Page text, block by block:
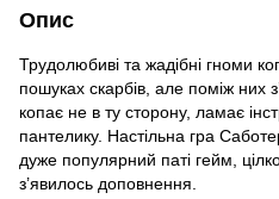
Опис
Трудолюбиві та жадібні гноми
пошуках скарбів, але поміж них
копає не в ту сторону, ламає
пантелику. Настільна гра
дуже популярний паті гейм,
з’явилось доповнення.